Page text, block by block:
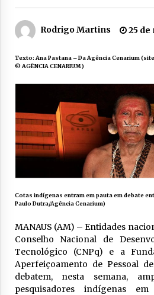
Rodrigo Martins 25 de
Texto: Ana Pastana – Da Agência Cenarium
© AGÊNCIA CENARIUM)
Cotas indígenas entram em pauta em debate
Paulo Dutra/Agência Cenarium)
MANAUS (AM) – Entidades
Conselho Nacional de
Tecnológico (CNPq) e a
Aperfeiçoamento de Pessoal
debatem, nesta semana,
pesquisadores indígenas